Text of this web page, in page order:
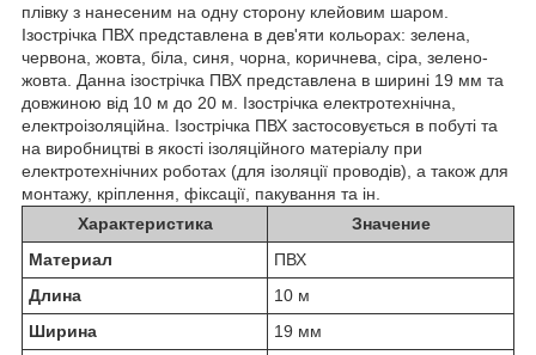
плівку з нанесеним на одну сторону клейовим шаром.
Ізострічка ПВХ представлена в дев'яти кольорах: зелена,
червона, жовта, біла, синя, чорна, коричнева, сіра, зелено-
жовта. Данна ізострічка ПВХ представлена в ширині 19 мм та
довжиною від 10 м до 20 м. Ізострічка електротехнічна,
електроізоляційна. Ізострічка ПВХ застосовується в побуті та
на виробництві в якості ізоляційного матеріалу при
електротехнічних роботах (для ізоляції проводів), а також для
монтажу, кріплення, фіксації, пакування та ін.
Характеристика
Значение
Материал
ПВХ
Длина
10 м
Ширина
19 мм